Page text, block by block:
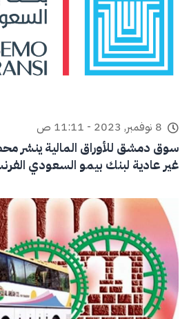
8 نوفمبر, 2023 - 11:11 ص
سوق دمشق للأوراق المالية ينشر
غير عادية لبنك بيمو السعودي